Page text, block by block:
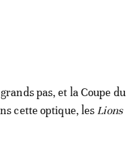
pas, et la Coupe du
cette optique, les Lions